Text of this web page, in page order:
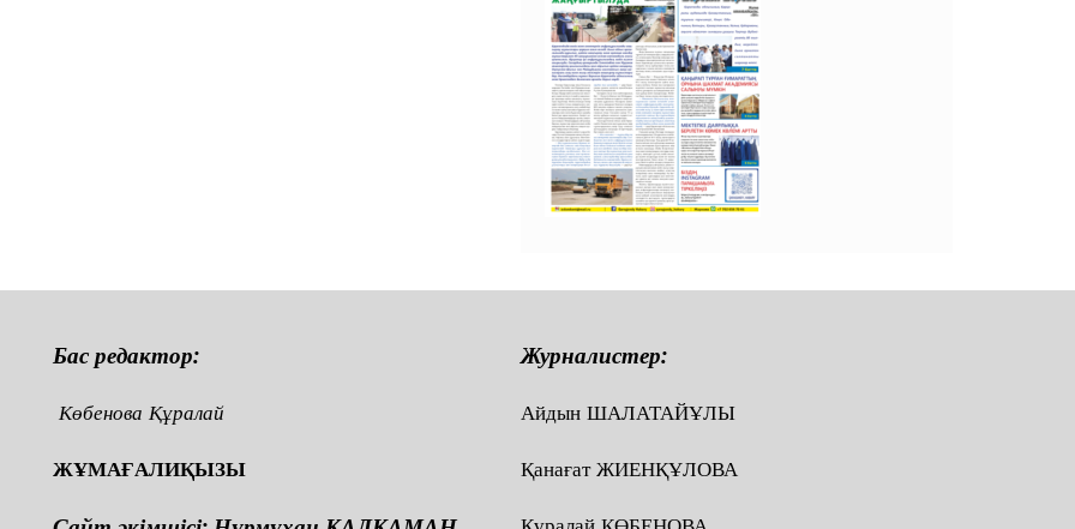
Бас редактор:
Көбенова Құралай
ЖҰМАҒАЛИҚЫЗЫ
Журналистер:
Айдын ШАЛАТАЙҰЛЫ
Қанағат ЖИЕНҚҰЛОВА